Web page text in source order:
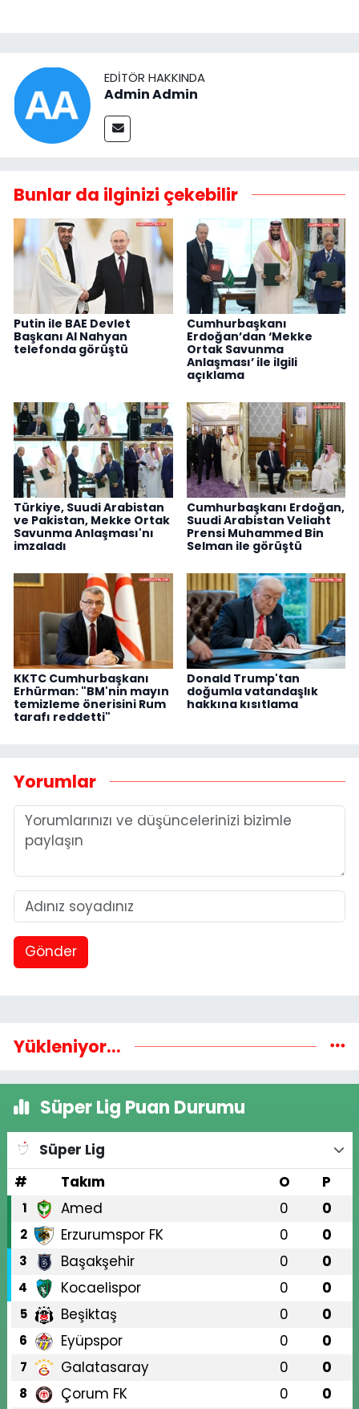
EDITÖR HAKKINDA
Admin Admin
Bunlar da ilginizi çekebilir
Putin ile BAE Devlet
Başkanı Al Nahyan
telefonda görüştü
Cumhurbaşkanı
Erdoğan’dan ‘Mekke
Ortak Savunma
Anlaşması’ ile ilgili
açıklama
Türkiye, Suudi Arabistan
ve Pakistan, Mekke Ortak
Savunma Anlaşması'nı
imzaladı
Cumhurbaşkanı Erdoğan,
Suudi Arabistan Veliaht
Prensi Muhammed Bin
Selman ile görüştü
KKTC Cumhurbaşkanı
Erhürman: "BM'nin mayın
temizleme önerisini Rum
tarafı reddetti"
Donald Trump'tan
doğumla vatandaşlık
hakkına kısıtlama
Yorumlar
Gönder
Yükleniyor...
Süper Lig Puan Durumu
Süper Lig
#
Takım O P
1 Amed 0 0
2 Erzurumspor FK 0 0
3 Başakşehir 0 0
4 Kocaelispor 0 0
5 Beşiktaş 0 0
6 Eyüpspor 0 0
7 Galatasaray 0 0
8 Çorum FK 0 0